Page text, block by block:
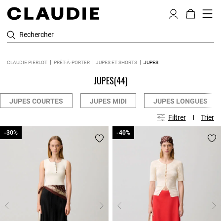
Rechercher
CLAUDIE PIERLOT PRÊT-À-PORTER JUPES ET SHORTS JUPES
JUPES(44)
JUPES COURTES JUPES MIDI JUPES LONGUES
Filtrer Trier
-30%
-30% -40%
-40%